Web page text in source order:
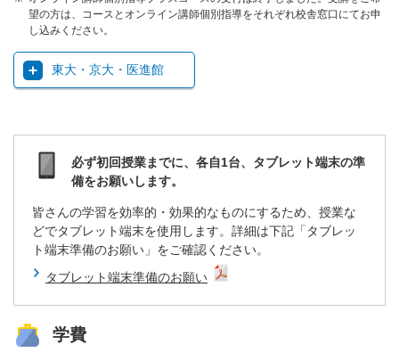
望の方は、コースとオンライン講師個別指導をそれぞれ校舎窓口にてお申
し込みください。
東大・京大・医進館
必ず初回授業までに、各自1台、タブレット端末の準
備をお願いします。
皆さんの学習を効率的・効果的なものにするため、授業な
どでタブレット端末を使用します。詳細は下記「タブレッ
ト端末準備のお願い」をご確認ください。
タブレット端末準備のお願い
学費